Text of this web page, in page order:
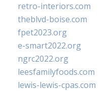
retro-interiors.com
theblvd-boise.com
fpet2023.org
e-smart2022.org
ngrc2022.org
leesfamilyfoods.com
lewis-lewis-cpas.com